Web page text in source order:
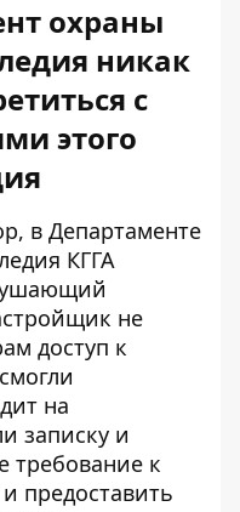
охраны
никак
с
этого
в Департаменте
КГГА
не
доступ к
на
записку и
требование к
предоставить